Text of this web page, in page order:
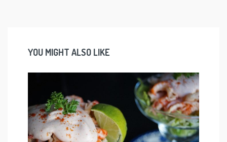
YOU MIGHT ALSO LIKE